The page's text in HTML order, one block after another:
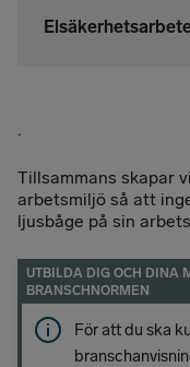
.
Tillsammans skapar
arbetsmiljö så att
ljusbåge på sin
UTBILDA DIG OCH DINA
BRANSCHNORMEN
För att du ska